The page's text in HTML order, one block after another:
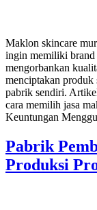
Maklon skincare
ingin memiliki brand
mengorbankan
menciptakan produk
pabrik sendiri.
cara memilih jasa
Keuntungan
Pabrik
Produksi